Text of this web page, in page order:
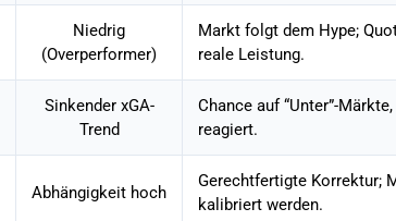
Niedrig
(Overperformer)
Markt folgt dem Hype;
reale Leistung.
Sinkender xGA-
Trend
Chance auf “Unter”-
reagiert.
Abhängigkeit hoch
Gerechtfertigte Korrektur;
kalibriert werden.